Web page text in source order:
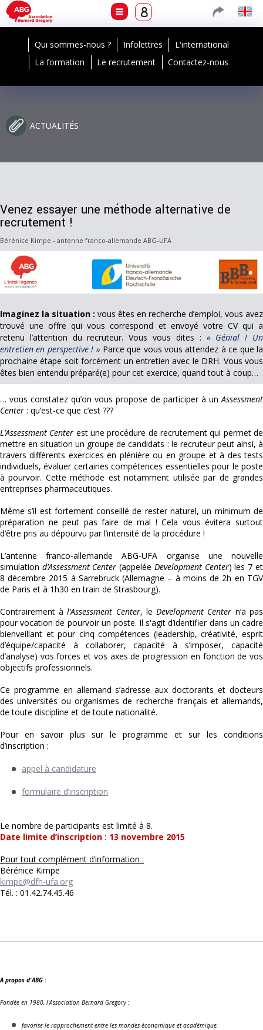
Qui sommes-nous ? Infolettres
L'international
La formation
Le recrutement Contactez-nous
ACTUALITÉS
Venez essayer une méthode alternative de
recrutement !
Bérénice Kimpe - antenne franco-allemande ABG-UFA
Imaginez la situation : vous êtes en recherche d’emploi, vous avez
trouvé une offre qui vous correspond et envoyé votre CV qui a
retenu l’attention du recruteur. Vous vous dites : « Génial ! Un
entretien en perspective ! » Parce que vous vous attendez à ce que la
prochaine étape soit forcément un entretien avec le DRH. Vous vous
êtes bien entendu préparé(e) pour cet exercice, quand tout à coup…
… vous constatez qu’on vous propose de participer à un Assessment
Center : qu’est-ce que c’est ???
L’Assessment Center est une procédure de recrutement qui permet de
mettre en situation un groupe de candidats : le recruteur peut ainsi, à
travers différents exercices en plénière ou en groupe et à des tests
individuels, évaluer certaines compétences essentielles pour le poste
à pourvoir. Cette méthode est notamment utilisée par de grandes
entreprises pharmaceutiques.
Même s’il est fortement conseillé de rester naturel, un minimum de
préparation ne peut pas faire de mal ! Cela vous évitera surtout
d’être pris au dépourvu par l’intensité de la procédure !
L’antenne franco-allemande ABG-UFA organise une nouvelle
simulation d’Assessment Center (appelée Development Center) les 7 et
8 décembre 2015 à Sarrebruck (Allemagne – à moins de 2h en TGV
de Paris et à 1h30 en train de Strasbourg).
Contrairement àl’Assessment Center, le Development Center n’a pas
pour vocation de pourvoir un poste. Il s'agit d’identifier dans un cadre
bienveillant et pour cinq compétences (leadership, créativité, esprit
d’équipe/capacité à collaborer, capacité à s’imposer, capacité
d’analyse) vos forces et vos axes de progression en fonction de vos
objectifs professionnels.
Ce programme en allemand s’adresse aux doctorants et docteurs
des universités ou organismes de recherche français et allemands,
de toute discipline et de toute nationalité.
Pour en savoir plus sur le programme et sur les conditions
d’inscription :
appel à candidature
formulaire d’inscription
Le nombre de participants est limité à 8.
Date limite d’inscription : 13 novembre 2015
Pour tout complément d’information :
Bérénice Kimpe
kimpe@dfh-ufa.org
Tél. : 01.42.74.45.46
A propos d'ABG :
Fondée en 1980, l'Association Bernard Gregory :
favorise le rapprochement entre les mondes économique et académique,